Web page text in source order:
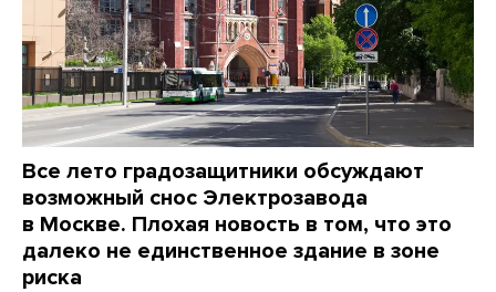
Все лето градозащитники обсуждают
возможный снос Электрозавода
в Москве. Плохая новость в том, что это
далеко не единственное здание в зоне
риска